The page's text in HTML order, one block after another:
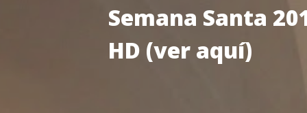
Semana Santa
HD (ver aquí)